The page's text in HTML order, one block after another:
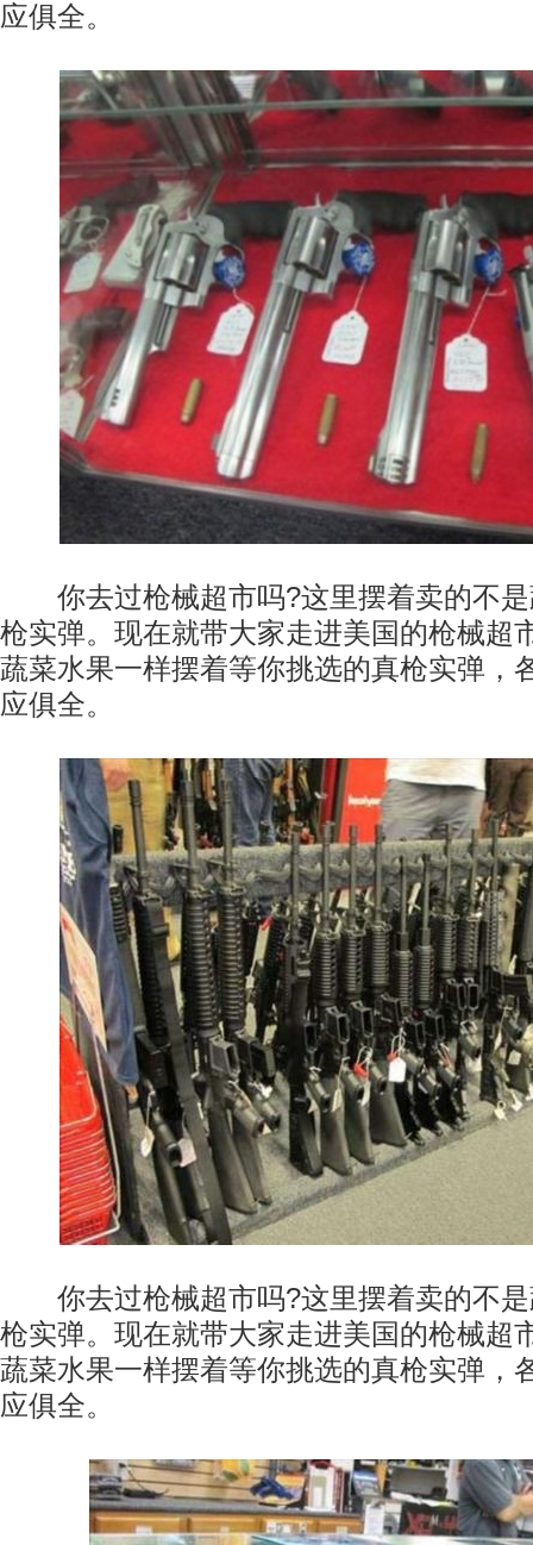
应俱全。
你去过枪械超市吗?这里摆着卖的不是
枪实弹。现在就带大家走进美国的枪械超
蔬菜水果一样摆着等你挑选的真枪实弹，
应俱全。
你去过枪械超市吗?这里摆着卖的不是
枪实弹。现在就带大家走进美国的枪械超
蔬菜水果一样摆着等你挑选的真枪实弹，
应俱全。